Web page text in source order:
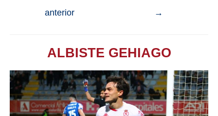
anterior
→
ALBISTE GEHIAGO